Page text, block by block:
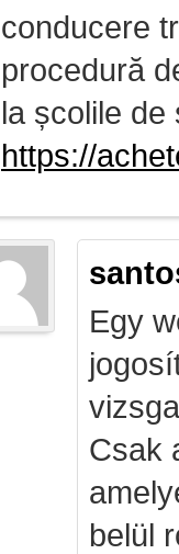
conducere
procedură
la școlile de
https://
Egy
Csak
belül